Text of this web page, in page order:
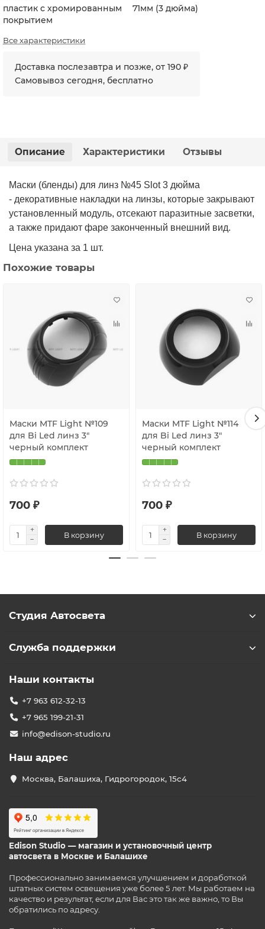
пластик с хромированным
покрытием
71мм (3 дюйма)
Все характеристики
Доставка послезавтра и позже, от 190 ₽
Самовывоз сегодня, бесплатно
Описание Характеристики Отзывы
Маски (бленды) для линз №45 Slot 3 дюйма
- декоративные накладки на линзы, которые закрывают
установленный модуль, отсекают паразитные засветки,
а также придают фаре законченный внешний вид.
Цена указана за 1 шт.
Похожие товары
Маски MTF Light №109
для Bi Led линз 3"
черный комплект
700 ₽
В корзину
Маски MTF Light №114
для Bi Led линз 3"
черный комплект
700 ₽
В корзину
Студия Автосвета
Служба поддержки
Наши контакты
+7 963 612-32-13
+7 965 199-21-31
info@edison-studio.ru
Наш адрес
Москва, Балашиха, Гидрогородок, 15с4
Edison Studio — магазин и установочный центр
автосвета в Москве и Балашихе
Профессионально занимаемся улучшением и доработкой
штатных систем освещения уже более 5 лет. Мы работаем на
качество и результат, если для Вас это так же важно, то Вы
обратились по адресу.